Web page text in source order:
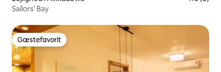
Sailors' Bay
Gæstefavorit
Gæstefavorit